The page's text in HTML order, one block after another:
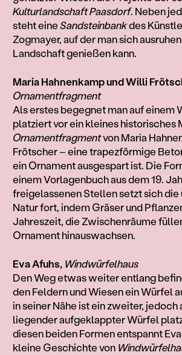
Kulturlandschaft Paasdorf. Neben
steht eineSandsteinbankdes
Zogmayer, auf der man sich
Landschaft genießen kann.
Maria Hahnenkamp und Willi
Ornamentfragment
Als erstes begegnet man auf einem
platziert vor ein kleines historisches
Ornamentfragmentvon Maria
Frötscher – eine trapezförmige
ein Ornament ausgespart ist. Die
einem Vorlagenbuch aus dem 19.
freigelassenen Stellen setzt sich die
Natur fort, indem Gräser und
Jahreszeit, die Zwischenräume
Ornament hinauswachsen.
Eva Afuhs, Windwürfelhaus
Den Weg etwas weiter entlang
den Feldern und Wiesen ein Würfel
in seiner Nähe ist ein zweiter, jedoch
liegender aufgeklappter Würfel
diesen beiden Formen entspannt
kleine Geschichte von
5